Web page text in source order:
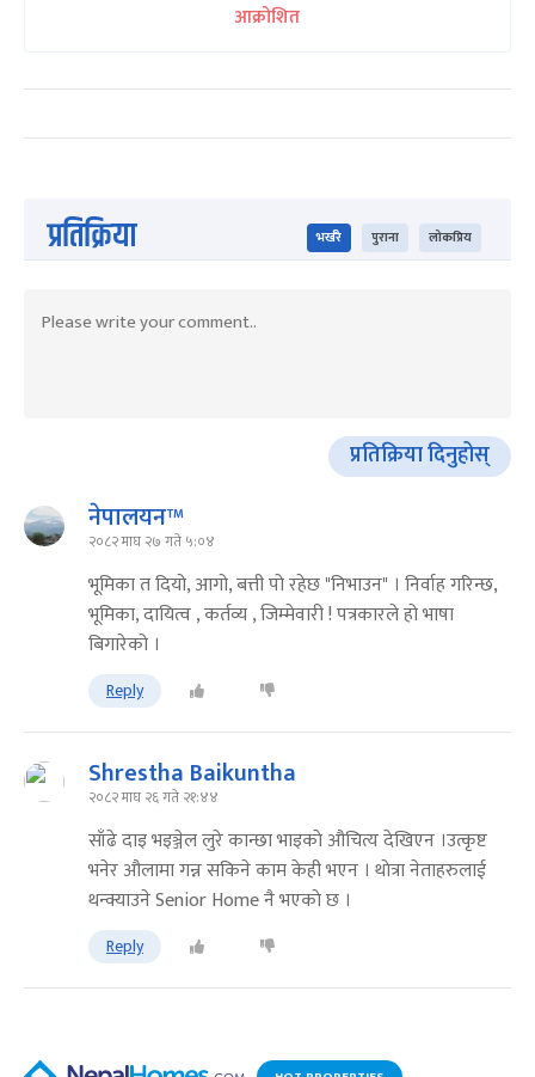
आक्रोशित
प्रतिक्रिया भर्खरै पुराना लोकप्रिय
प्रतिक्रिया दिनुहोस्
नेपालयन™
२०८२ माघ २७ गते ५:०४
भूमिका त दियो, आगो, बत्ती पो रहेछ "निभाउन" । निर्वाह गरिन्छ,
भूमिका, दायित्व , कर्तव्य , जिम्मेवारी ! पत्रकारले हो भाषा
बिगारेको ।
Reply
Shrestha Baikuntha
२०८२ माघ २६ गते २१:४४
साँढे दाइ भइञ्जेल लुरे कान्छा भाइकाे अ‍ौचित्य देखिएन ।उत्कृष्ट
भनेर अ‍ौलामा गन्न सकिने काम केही भएन । थाेत्रा नेताहरुलाई
थन्क्याउने Senior Home नै भएकाे छ ।
Reply